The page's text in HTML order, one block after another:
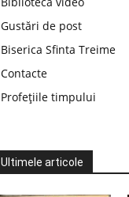
Gustări de post
Biserica Sfinta Treime
Contacte
Profețiile timpului
Ultimele articole